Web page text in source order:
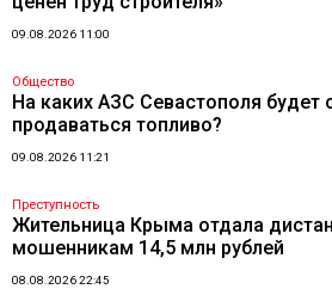
09.08.2026 11:00
Общество
На каких АЗС Севастополя будет
продаваться топливо?
09.08.2026 11:21
Преступность
Жительница Крыма отдала
мошенникам 14,5 млн рублей
08.08.2026 22:45